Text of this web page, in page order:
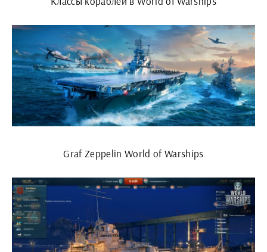
Graf Zeppelin World of Warships